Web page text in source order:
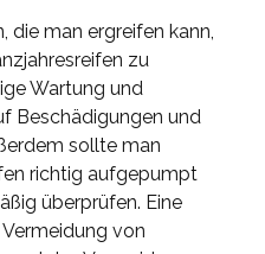
die man ergreifen kann,
zu
Wartung und
Beschädigungen und
sollte man
richtig aufgepumpt
überprüfen. Eine
von